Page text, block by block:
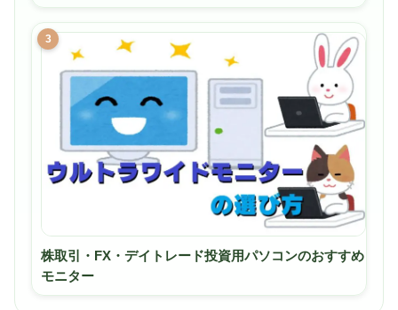
3
株取引・FX・デイトレード投資用パソコンのおすすめ
モニター